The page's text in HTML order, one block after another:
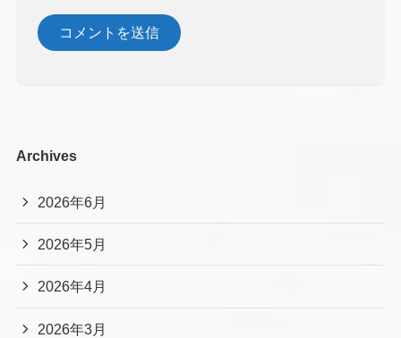
Archives
2026年6月
2026年5月
2026年4月
2026年3月